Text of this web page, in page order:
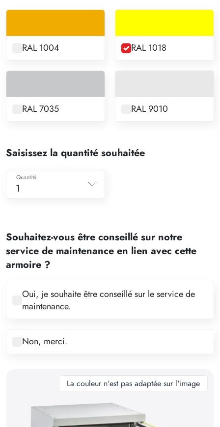
RAL 1004 RAL 1018
RAL 7035 RAL 9010
Saisissez la quantité souhaitée
1
3
4
6
7
9
Quantité
Souhaitez-vous être conseillé sur notre
service de maintenance en lien avec cette
armoire ?
Oui, je souhaite être conseillé sur le service de
maintenance.
Non, merci.
La couleur n'est pas adaptée sur l'image